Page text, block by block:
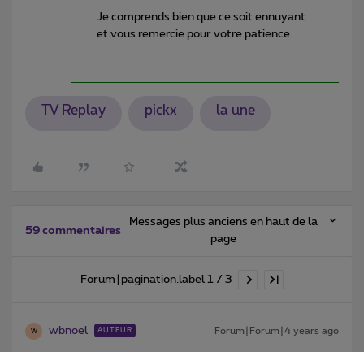
Je comprends bien que ce soit ennuyant
et vous remercie pour votre patience.
TV Replay pickx la une
59 commentaires
Messages plus anciens en haut de la
page
Forum|pagination.label 1 / 3
W wbnoel AUTEUR Forum|Forum|4 years ago